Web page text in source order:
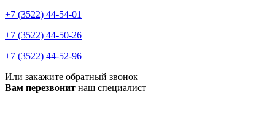
+7 (3522) 44-54-01
+7 (3522) 44-50-26
+7 (3522) 44-52-96
Или закажите обратный звонок
Вам перезвонит наш специалист